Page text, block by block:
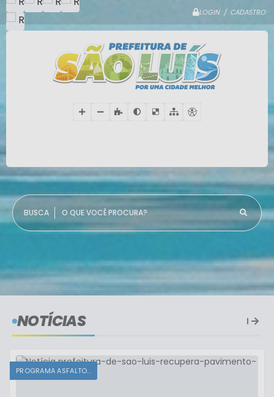
LOGIN / CADASTRO
O QUE VOCÊ PROCURA?
NOTÍCIAS
PROGRAMA ASFALTO...